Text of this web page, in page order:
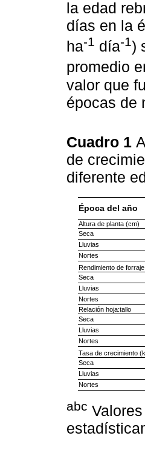
la edad
días en la
ha-1 día-1)
promedio
valor que
épocas de
Cuadro 1
de
diferente
Época del año
Altura de planta (cm)
Seca
Lluvias
Nortes
Rendimiento de
Seca
Lluvias
Nortes
Relación hoja:tallo
Seca
Lluvias
Nortes
Tasa de crecimiento
Seca
Lluvias
Nortes
abc